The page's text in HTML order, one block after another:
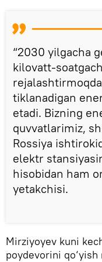
“2030 yilgacha
kilovatt-
tiklanadigan
etadi. Bizning
quvvatlarimiz,
Rossiya
elektr
hisobidan ham
yetakchisi.
Mirziyoyev kuni
poydevorini